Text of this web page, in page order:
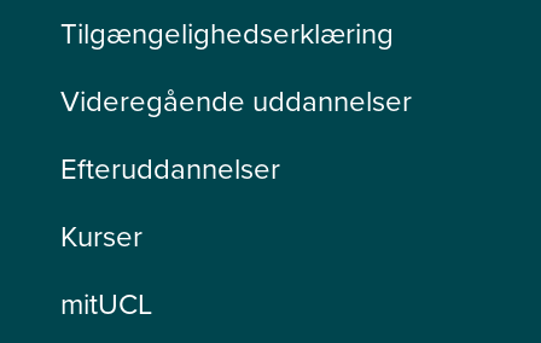
Tilgængelighedserklæring
Videregående uddannelser
Efteruddannelser
Kurser
mitUCL